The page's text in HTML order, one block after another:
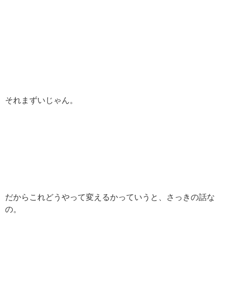
それまずいじゃん。
だからこれどうやって変えるかっていうと、さっきの話な
の。